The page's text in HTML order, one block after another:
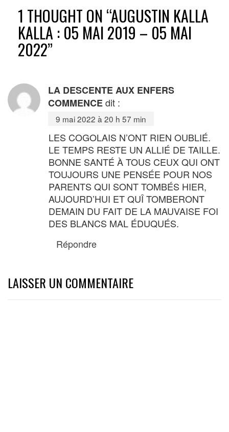
1 THOUGHT ON “AUGUSTIN KALLA
KALLA : 05 MAI 2019 – 05 MAI
2022”
LA DESCENTE AUX ENFERS
COMMENCEdit :
9 mai 2022 à 20 h 57 min
LES COGOLAIS N’ONT RIEN OUBLIÉ.
LE TEMPS RESTE UN ALLIÉ DE TAILLE.
BONNE SANTÉ À TOUS CEUX QUI ONT
TOUJOURS UNE PENSÉE POUR NOS
PARENTS QUI SONT TOMBÉS HIER,
AUJOURD’HUI ET QUÎ TOMBERONT
DEMAIN DU FAIT DE LA MAUVAISE FOI
DES BLANCS MAL ÉDUQUÉS.
Répondre
LAISSER UN COMMENTAIRE